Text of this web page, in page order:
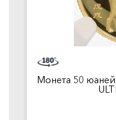
Монета 50 юаней